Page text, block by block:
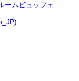
ームビュッフェ